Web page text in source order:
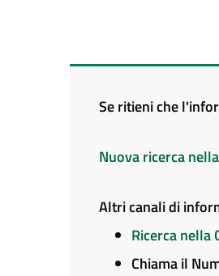
Se ritieni che
Nuova ricerca
Altri canali di
Ricerca nella
Chiama il